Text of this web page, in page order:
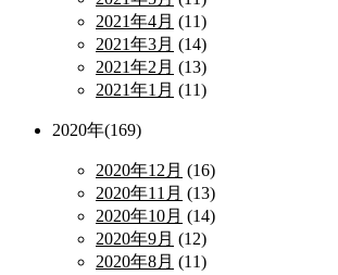
2021年4月 (11)
2021年3月 (14)
2021年2月 (13)
2021年1月 (11)
2020年(169)
2020年12月 (16)
2020年11月 (13)
2020年10月 (14)
2020年9月 (12)
2020年8月 (11)